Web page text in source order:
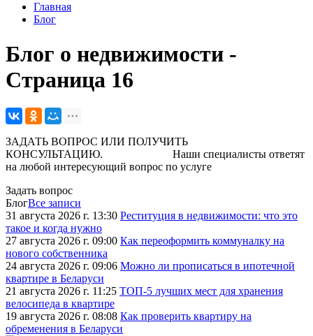
Главная
Блог
Блог о недвижимости -
Страница 16
ЗАДАТЬ ВОПРОС ИЛИ ПОЛУЧИТЬ
КОНСУЛЬТАЦИЮ. Наши специалисты ответят
на любой интересующий вопрос по услуге
Задать вопрос
БлогВсе записи
31 августа 2026 г. 13:30 Реституция в недвижимости: что это
такое и когда нужно
27 августа 2026 г. 09:00 Как переоформить коммуналку на
нового собственника
24 августа 2026 г. 09:06 Можно ли прописаться в ипотечной
квартире в Беларуси
21 августа 2026 г. 11:25 ТОП-5 лучших мест для хранения
велосипеда в квартире
19 августа 2026 г. 08:08 Как проверить квартиру на
обременения в Беларуси